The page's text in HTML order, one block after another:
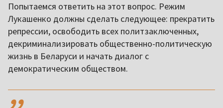
Попытаемся ответить на этот вопрос. Режим
Лукашенко должны сделать следующее: прекратить
репрессии, освободить всех политзаключенных,
декриминализировать общественно-политическую
жизнь в Беларуси и начать диалог с
демократическим обществом.
,,